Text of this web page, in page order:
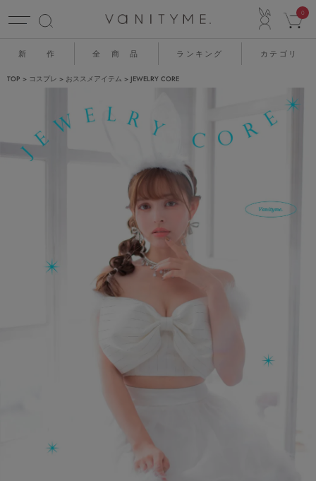
0
新 作 全 商 品 ランキング カテゴリ
TOP コスプレ おススメアイテム JEWELRY CORE